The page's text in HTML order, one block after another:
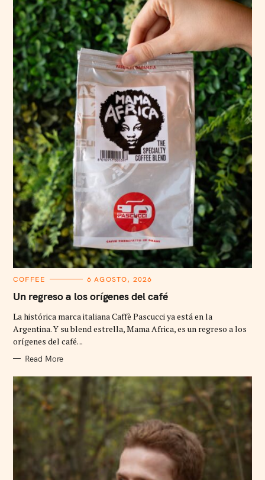
C
T
E
O
R
I
E
COFFEE 6 AGOSTO, 2026
Un regreso a los orígenes del café
La histórica marca italiana Caffè Pascucci ya está en la
Argentina. Y su blend estrella, Mama Africa, es un regreso a los
orígenes del café. ..
Read More